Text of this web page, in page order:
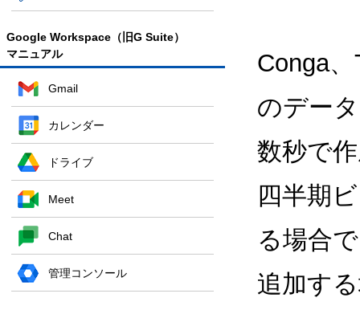
Google Workspace（旧G Suite）
マニュアル
Gmail
カレンダー
ドライブ
Meet
Chat
管理コンソール
Conga
のデー
数秒で
四半期
る場合
追加す